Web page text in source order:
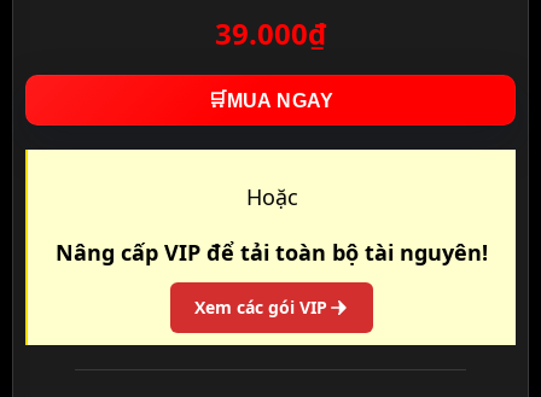
39.000₫
🛒 MUA NGAY
Hoặc
Nâng cấp VIP để tải toàn bộ tài nguyên!
Xem các gói VIP